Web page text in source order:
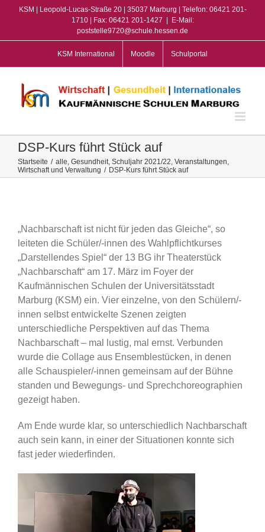
KSM | Leopold-Lucas-Straße 20 | 35037 Marburg | Telefon: 06421 201-
1710 | Fax: 06421 201-1427
E-Mail:
poststelle9720@schule.hessen.de
KSM International Moodle Schulportal
DSP-Kurs führt Stück auf
Startseite / alle, Gesundheit, Schuljahr 2021/22, Veranstaltungen,
Wirtschaft und Verwaltung / DSP-Kurs führt Stück auf
„Nachbarschaft ist nicht für jeden das Gleiche“, so
leiteten die Schüler/-innen des Wahlpflichtkurses
„Darstellendes Spiel“ der 13 BG ihr Theaterstück
„Nachbarschaft“ am 17. März im Foyer der
Kaufmännischen Schulen der Universitätsstadt
Marburg (KSM) ein. Vier einzelne, von den Schülern/-
innen selbst entwickelte Szenen zeigten
unterschiedliche Perspektiven auf das Thema
Nachbarschaft – mal lustig, mal ernst. Verbunden
wurde die Collage aus Ensemblestücken, in denen
alle Schauspieler/-innen gemeinsam auf der Bühne
standen und Bewegungs- und Sprechchoreographien
gezeigt haben.
Am Ende wurde klar, so unterschiedlich Nachbarschaft
auch sein kann, in einer der Situationen konnte sich
fast jeder wiederfinden.